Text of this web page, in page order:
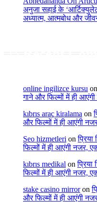
अनुजा सहाई के
अध्यात्म, आत्मबोध और
online ingilizce kursu
गाने और फिल्मों में ही
kıbrıs araç kiralama on
और फिल्मों में ही आएंगी
Seo hizmetleri onप्रिया
फिल्मों में ही आएंगी नजर,
kıbrıs medikal onप्रिया
फिल्मों में ही आएंगी नजर,
stake casino mirroron
और फिल्मों में ही आएंगी